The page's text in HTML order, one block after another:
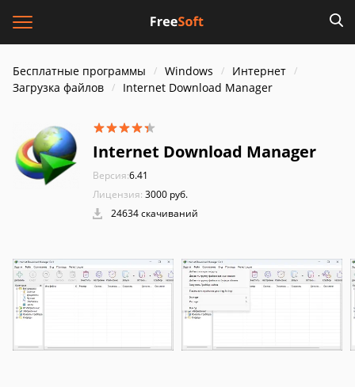
Бесплатные программы Windows
Интернет
Загрузка файлов
Internet Download Manager
Internet Download Manager
Версия:6.41
Лицензия: 3000 руб.
24634 скачиваний